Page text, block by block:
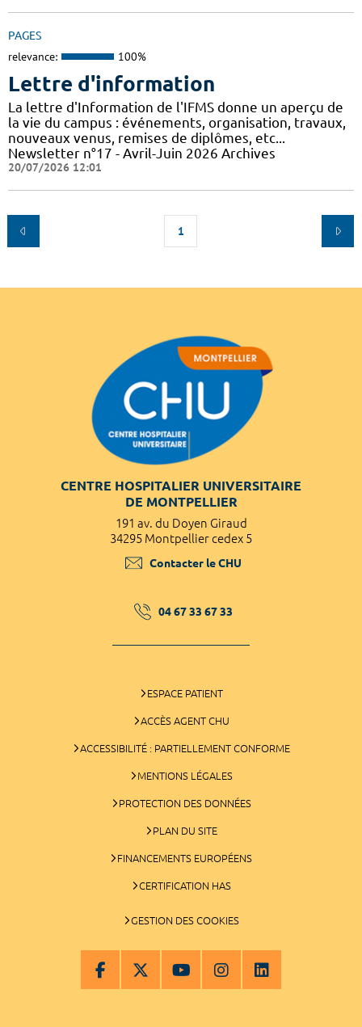
PAGES
relevance: 100%
Lettre d'information
La lettre d'Information de l'IFMS donne un aperçu de
la vie du campus : événements, organisation, travaux,
nouveaux venus, remises de diplômes, etc...
Newsletter n°17 - Avril-Juin 2026 Archives
20/07/2026 12:01
1
CENTRE HOSPITALIER UNIVERSITAIRE
DE MONTPELLIER
191 av. du Doyen Giraud
34295 Montpellier cedex 5
Contacter le CHU
04 67 33 67 33
ESPACE PATIENT
ACCÈS AGENT CHU
ACCESSIBILITÉ : PARTIELLEMENT CONFORME
MENTIONS LÉGALES
PROTECTION DES DONNÉES
PLAN DU SITE
FINANCEMENTS EUROPÉENS
CERTIFICATION HAS
GESTION DES COOKIES